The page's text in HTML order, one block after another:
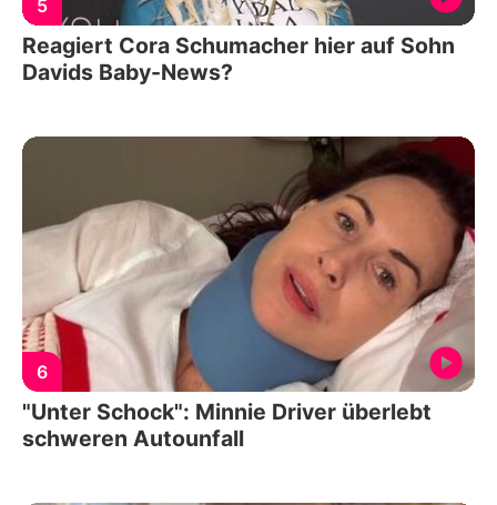
5
Reagiert Cora Schumacher hier auf Sohn
Davids Baby-News?
6
"Unter Schock": Minnie Driver überlebt
schweren Autounfall